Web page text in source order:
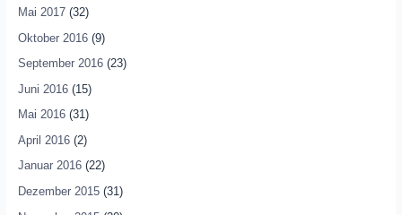
Mai 2017(32)
Oktober 2016(9)
September 2016(23)
Juni 2016(15)
Mai 2016(31)
April 2016(2)
Januar 2016(22)
Dezember 2015(31)